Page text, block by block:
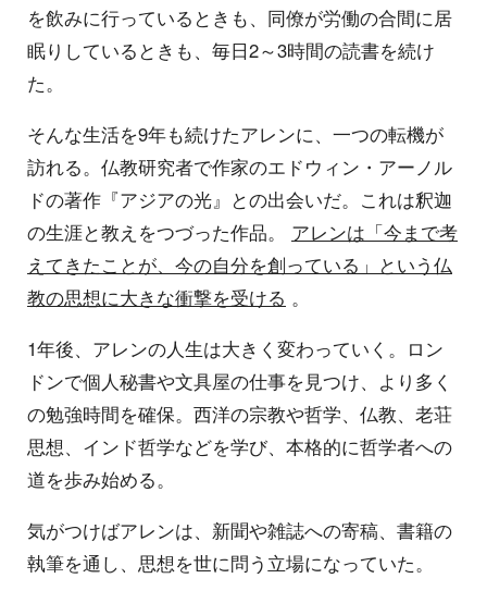
を飲みに行っているときも、同僚が労働の合間に居
眠りしているときも、毎日2～3時間の読書を続け
た。
そんな生活を9年も続けたアレンに、一つの転機が
訪れる。仏教研究者で作家のエドウィン・アーノル
ドの著作『アジアの光』との出会いだ。これは釈迦
の生涯と教えをつづった作品。 アレンは「今まで考
えてきたことが、今の自分を創っている」という仏
教の思想に大きな衝撃を受ける 。
1年後、アレンの人生は大きく変わっていく。ロン
ドンで個人秘書や文具屋の仕事を見つけ、より多く
の勉強時間を確保。西洋の宗教や哲学、仏教、老荘
思想、インド哲学などを学び、本格的に哲学者への
道を歩み始める。
気がつけばアレンは、新聞や雑誌への寄稿、書籍の
執筆を通し、思想を世に問う立場になっていた。